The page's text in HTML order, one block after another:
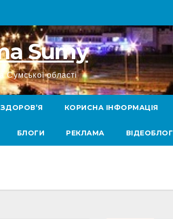
Sumy
Сумської області
ЗДОРОВ’Я КОРИСНА ІНФОРМАЦІЯ
БЛОГИ РЕКЛАМА ВІДЕОБЛОГ